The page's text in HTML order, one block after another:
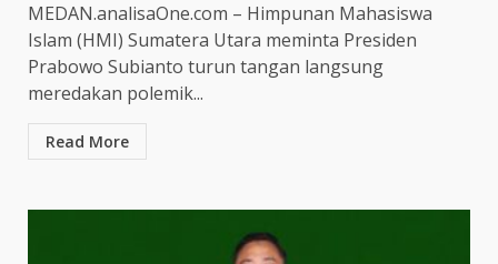
MEDAN.analisaOne.com – Himpunan Mahasiswa
Islam (HMI) Sumatera Utara meminta Presiden
Prabowo Subianto turun tangan langsung
meredakan polemik...
Read More